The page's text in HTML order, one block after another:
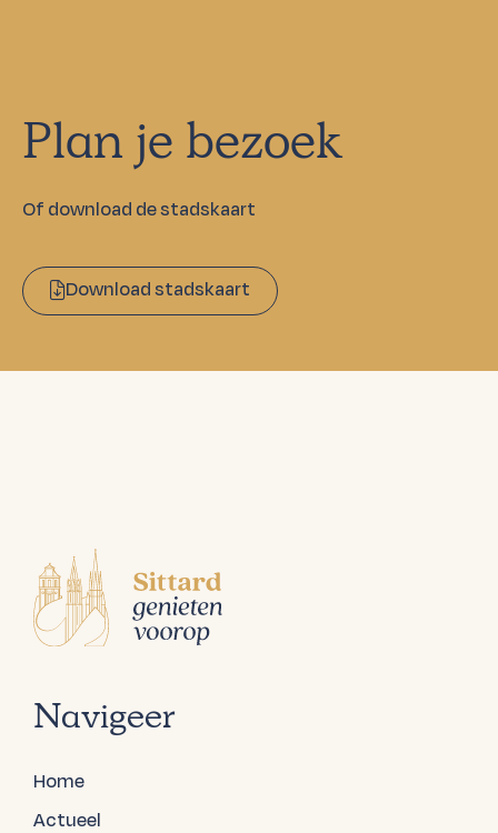
Plan je bezoek
Of download de stadskaart
Download stadskaart
Navigeer
Home
Actueel